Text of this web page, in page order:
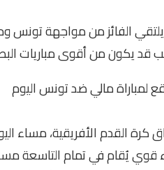
الفائز من مواجهة تونس
قد يكون من أقوى مباريات
لمباراة مالي ضد تونس اليوم
كرة القدم الأفريقية، مساء
يُقام في تمام التاسعة